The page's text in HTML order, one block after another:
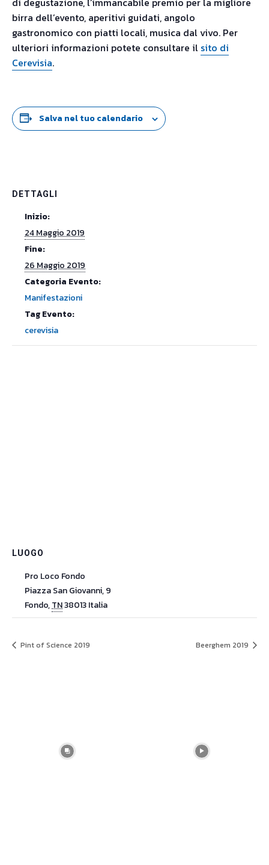
birra dell’evento, aperitivi guidati, angolo
gastronomico con piatti locali, musica dal vivo. Per
ulteriori informazioni potete consultare il sito di
Cerevisia.
Salva nel tuo calendario
DETTAGLI
Inizio:
24 Maggio 2019
Fine:
26 Maggio 2019
Categoria Evento:
Manifestazioni
Tag Evento:
cerevisia
LUOGO
Pro Loco Fondo
Piazza San Giovanni, 9
Fondo,TN38013Italia
Pint of Science 2019 Beerghem 2019